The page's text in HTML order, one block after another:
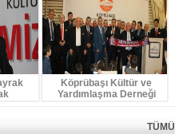
Köprübaşı Kültür ve
Yardımlaşma Derneği
TÜMÜ